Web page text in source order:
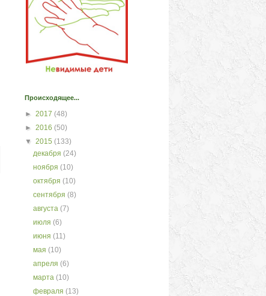
Происходящее...
► 2017 (48)
► 2016 (50)
▼ 2015 (133)
декабря(24)
ноября(10)
октября(10)
сентября(8)
августа(7)
июля(6)
июня(11)
мая(10)
апреля(6)
марта(10)
февраля(13)